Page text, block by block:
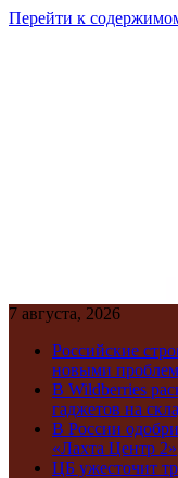
Перейти к
7 августа, 2026
Российские
новыми
В Wildberries
гаджетов на
В России
«Лахта Центр 2»
ЦБ ужесточит